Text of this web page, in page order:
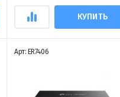
КУПИТЬ
Арт: ER7406